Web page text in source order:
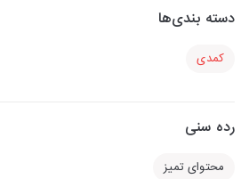
دسته بندی‌ها
کمدی
رده سنی
محتوای تمیز